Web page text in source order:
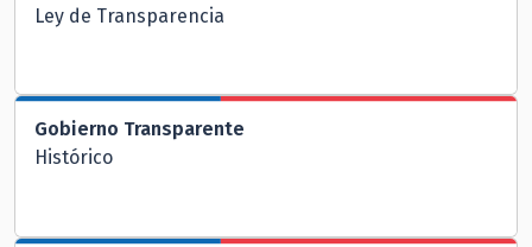
Ley de Transparencia
Gobierno Transparente
Histórico